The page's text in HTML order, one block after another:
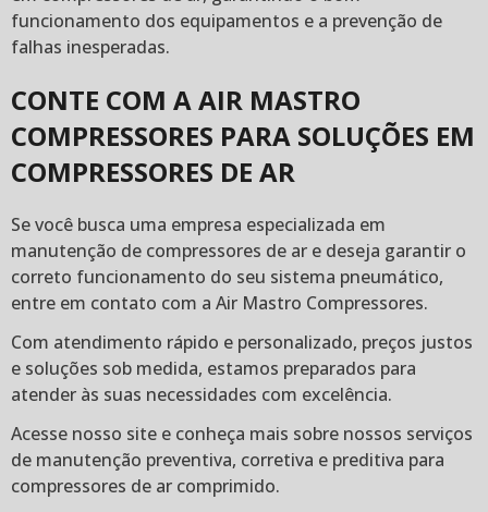
funcionamento dos equipamentos e a prevenção de
falhas inesperadas.
CONTE COM A AIR MASTRO
COMPRESSORES PARA SOLUÇÕES EM
COMPRESSORES DE AR
Se você busca uma empresa especializada em
manutenção de compressores de ar e deseja garantir o
correto funcionamento do seu sistema pneumático,
entre em contato com a Air Mastro Compressores.
Com atendimento rápido e personalizado, preços justos
e soluções sob medida, estamos preparados para
atender às suas necessidades com excelência.
Acesse nosso site e conheça mais sobre nossos serviços
de manutenção preventiva, corretiva e preditiva para
compressores de ar comprimido.